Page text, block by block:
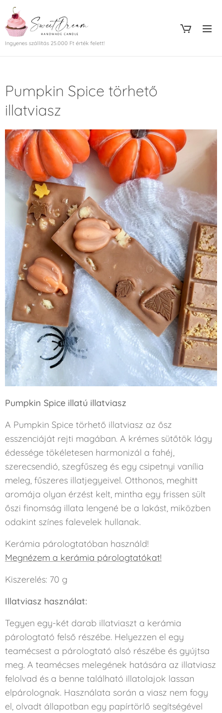
Ingyenes szállítás 25.000 Ft érték felett!
Pumpkin Spice törhető
illatviasz
Pumpkin Spice illatú illatviasz
A Pumpkin Spice törhető illatviasz az ősz
esszenciáját rejti magában. A krémes sütőtök lágy
édessége tökéletesen harmonizál a fahéj,
szerecsendió, szegfűszeg és egy csipetnyi vanília
meleg, fűszeres illatjegyeivel. Otthonos, meghitt
aromája olyan érzést kelt, mintha egy frissen sült
őszi finomság illata lengené be a lakást, miközben
odakint színes falevelek hullanak.
Kerámia párologtatóban használd!
Megnézem a kerámia párologtatókat!
Kiszerelés: 70 g
Illatviasz használat:
Tegyen egy-két darab illatviaszt a kerámia
párologtató felső részébe. Helyezzen el egy
teamécsest a párologtató alsó részébe és gyújtsa
meg. A teamécses melegének hatására az illatviasz
felolvad és a benne található illatolajok lassan
elpárolognak. Használata során a viasz nem fogy
el, olvadt állapotban egy papírtörlő segítségével